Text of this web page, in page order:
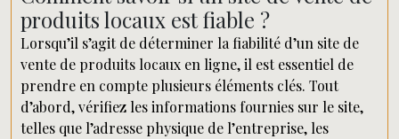
produits locaux est fiable ?
Lorsqu’il s’agit de déterminer la fiabilité d’un site de
vente de produits locaux en ligne, il est essentiel de
prendre en compte plusieurs éléments clés. Tout
d’abord, vérifiez les informations fournies sur le site,
telles que l’adresse physique de l’entreprise, les